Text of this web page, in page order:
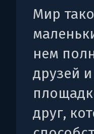
Мир
нем
друзей
друг,